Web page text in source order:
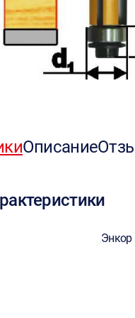
Описание
Энкор